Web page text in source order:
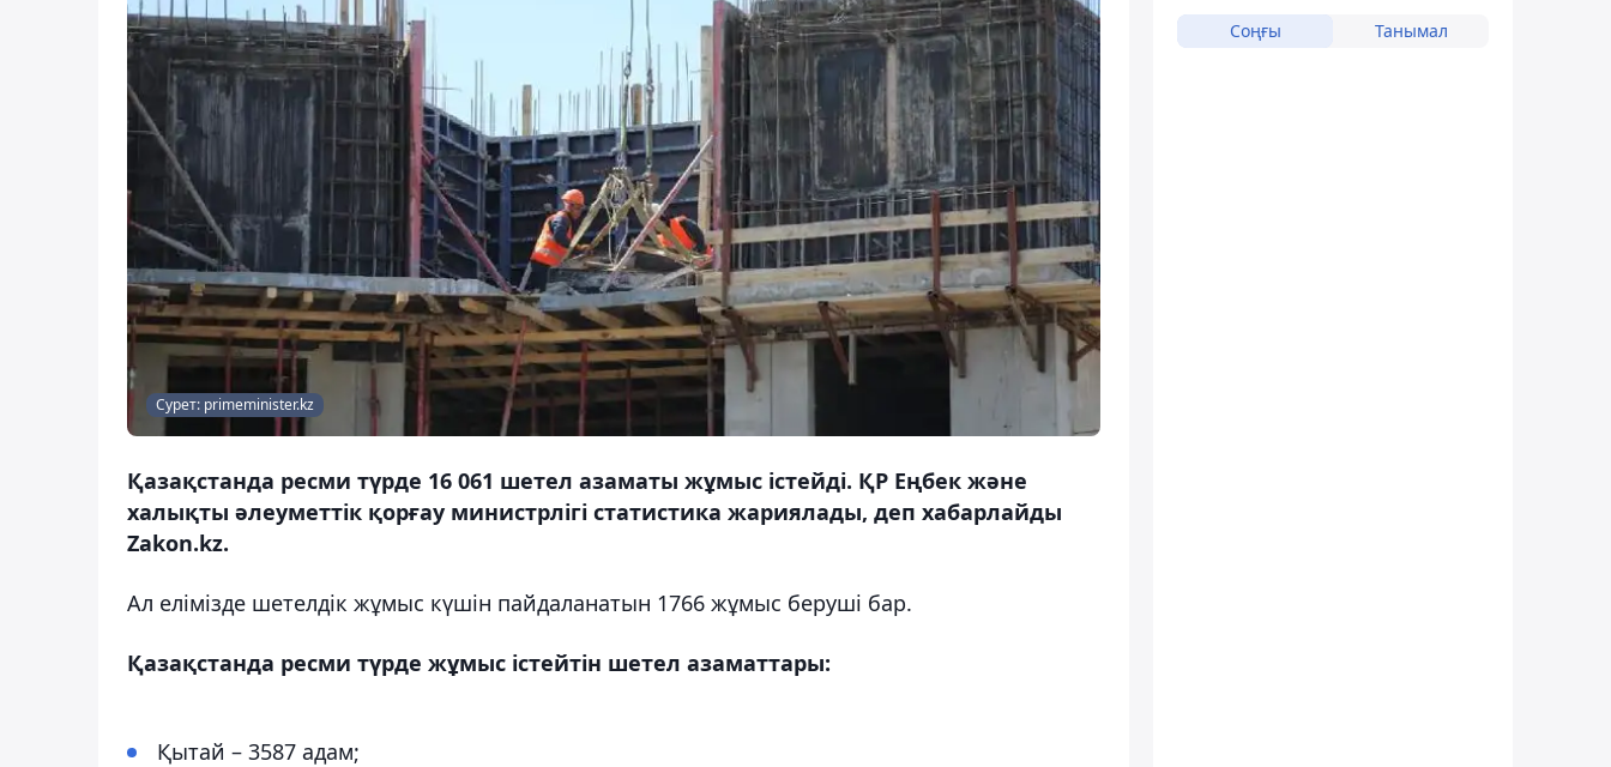
Сурет: primeminister.kz
Қазақстанда ресми түрде 16 061 шетел азаматы жұмыс істейді. ҚР Еңбек және
халықты әлеуметтік қорғау министрлігі статистика жариялады, деп хабарлайды
Zakon.kz.
Ал елімізде шетелдік жұмыс күшін пайдаланатын 1766 жұмыс беруші бар.
Қазақстанда ресми түрде жұмыс істейтін шетел азаматтары:
Қытай – 3587 адам;
Соңғы Танымал